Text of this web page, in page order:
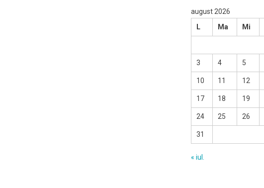
august 2026
L
Ma Mi
3 4 5
10 11 12
17 18 19
24 25 26
31
« iul.